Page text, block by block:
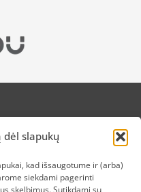
slapukų
kad išsaugotume ir (arba)
siekdami pagerinti
skelbimus. Sutikdami su